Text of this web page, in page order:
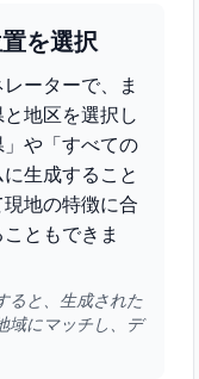
を選択
ーターで、ま
地区を選択し
や「すべての
生成すること
地の特徴に合
ともできま
ると、生成された
域にマッチし、デ